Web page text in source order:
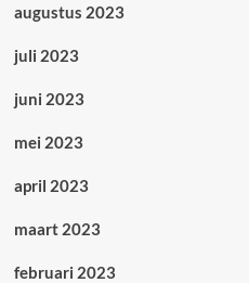
augustus 2023
juli 2023
juni 2023
mei 2023
april 2023
maart 2023
februari 2023